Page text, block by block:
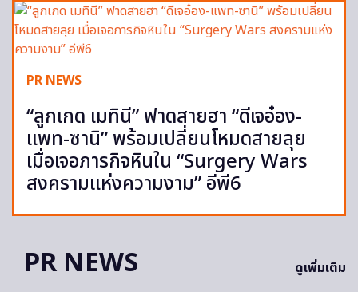
PR NEWS
“ลูกเกด เมทินี” ฟาดสายฮา “ดีเจอ๋อง-
แพท-ซานิ” พร้อมเปลี่ยนโหมดสายลุย
เมื่อเจอภารกิจหินใน “Surgery Wars
สงครามแห่งความงาม” อีพี6
PR NEWS ดูเพิ่มเติม